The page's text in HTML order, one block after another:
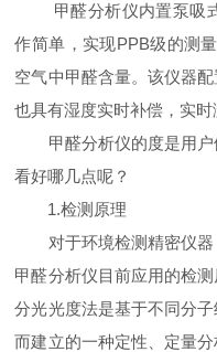
甲醛分析仪内置泵吸式
作简单，实现PPB级的测
空气中甲醛含量。该仪器
也具有湿度实时补偿，实时
甲醛分析仪的度是用户
看好哪几点呢？
1.检测原理
对于环境检测精密仪器
甲醛分析仪目前应用的检
分光光度法是基于不同分
而建立的一种定性、定量